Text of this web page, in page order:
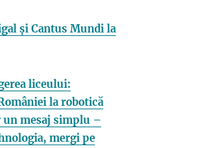
și Cantus Mundi la
liceului:
la robotică
mesaj simplu –
mergi pe